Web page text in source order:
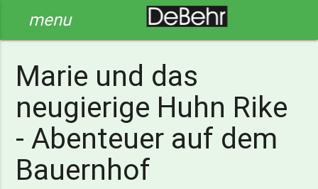
menu
Marie und das
neugierige Huhn Rike
- Abenteuer auf dem
Bauernhof